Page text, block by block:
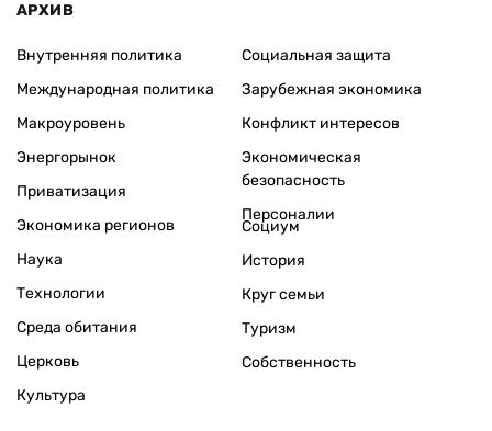
АРХИВ
Внутренняя политика
Международная политика
Макроуровень
Энергорынок
Приватизация
Экономика регионов
Социальная защита
Зарубежная экономика
Конфликт интересов
Экономическая
безопасность
Персоналии
Наука
Технологии
Среда обитания
Церковь
Культура
Социум
История
Круг семьи
Туризм
Собственность